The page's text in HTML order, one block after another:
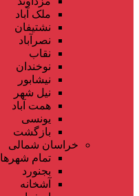
ملک آباد
نشتیفان
نصرآباد
نقاب
نوخندان
نیشابور
نیل شهر
همت آباد
یونسی
بازگشت
خراسان شمالی
تمام شهر‌ها
بجنورد
آشخانه